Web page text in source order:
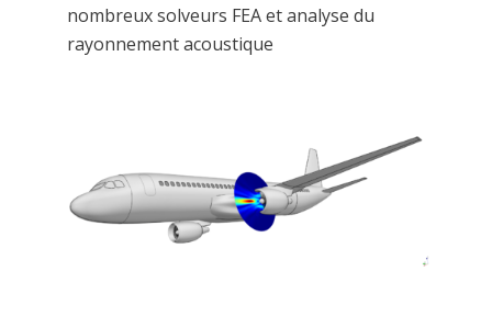
nombreux solveurs FEA et analyse du
rayonnement acoustique